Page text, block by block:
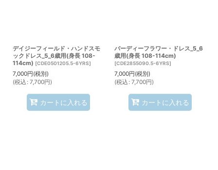
デイジーフィールド・ハンドスモ
ックドレス_5_6歳用(身長 108-
114cm) [CDE0501205.5-6YRS]
7,000円(税別)
(税込 : 7,700円)
カートに入れる
バーディーフラワー・ドレス_5_6
歳用(身長 108-114cm)
[CDE2855090.5-6YRS]
7,000円(税別)
(税込 : 7,700円)
カートに入れる